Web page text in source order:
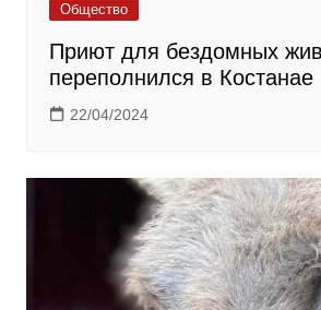
Общество
Приют для бездомных
переполнился в Костанае
22/04/2024